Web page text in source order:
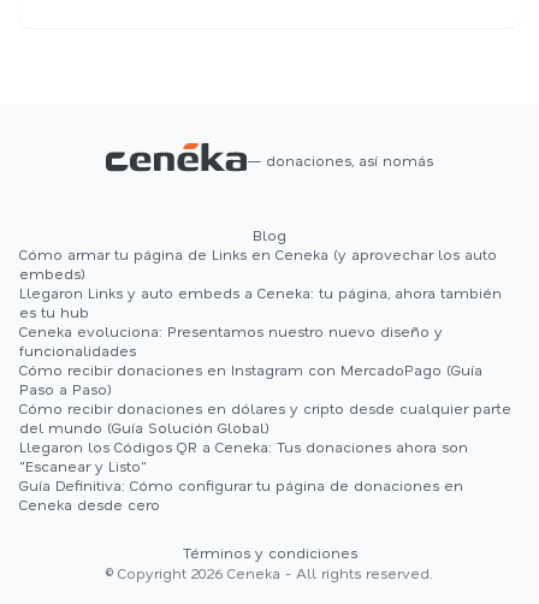
— donaciones, así nomás
Blog
Cómo armar tu página de Links en Ceneka (y aprovechar los auto
embeds)
Llegaron Links y auto embeds a Ceneka: tu página, ahora también
es tu hub
Ceneka evoluciona: Presentamos nuestro nuevo diseño y
funcionalidades
Cómo recibir donaciones en Instagram con MercadoPago (Guía
Paso a Paso)
Cómo recibir donaciones en dólares y cripto desde cualquier parte
del mundo (Guía Solución Global)
Llegaron los Códigos QR a Ceneka: Tus donaciones ahora son
"Escanear y Listo"
Guía Definitiva: Cómo configurar tu página de donaciones en
Ceneka desde cero
Términos y condiciones
© Copyright 2026 Ceneka - All rights reserved.